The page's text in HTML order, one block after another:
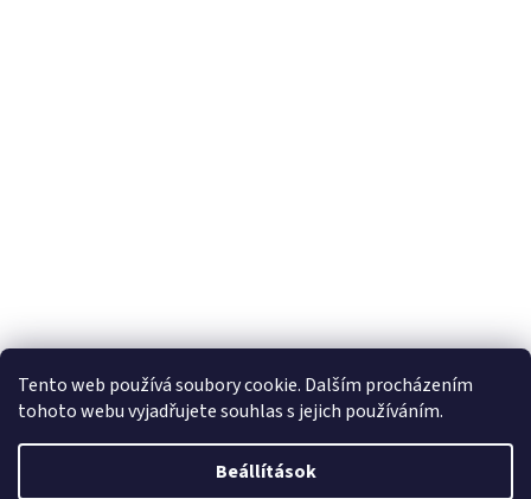
Tento web používá soubory cookie. Dalším procházením
tohoto webu vyjadřujete souhlas s jejich používáním.
Beállítások